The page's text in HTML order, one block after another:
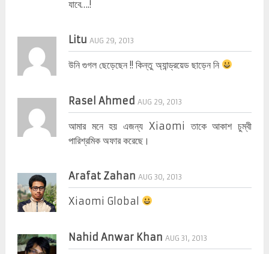
যাবে….!
Litu AUG 29, 2013
উনি গুগল ছেড়েছেন !! কিন্তু অ্যান্ড্রয়েড ছাড়েন নি
Rasel Ahmed AUG 29, 2013
আমার মনে হয় এজন্য Xiaomi তাকে আকাশ চুম্বী
পারিশ্রমিক অফার করেছে।
Arafat Zahan AUG 30, 2013
Xiaomi Global
Nahid Anwar Khan AUG 31, 2013